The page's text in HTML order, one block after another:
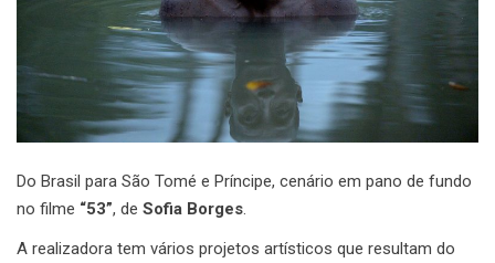
Do Brasil para São Tomé e Príncipe, cenário em pano de fundo
no filme “53”, de Sofia Borges.
A realizadora tem vários projetos artísticos que resultam do